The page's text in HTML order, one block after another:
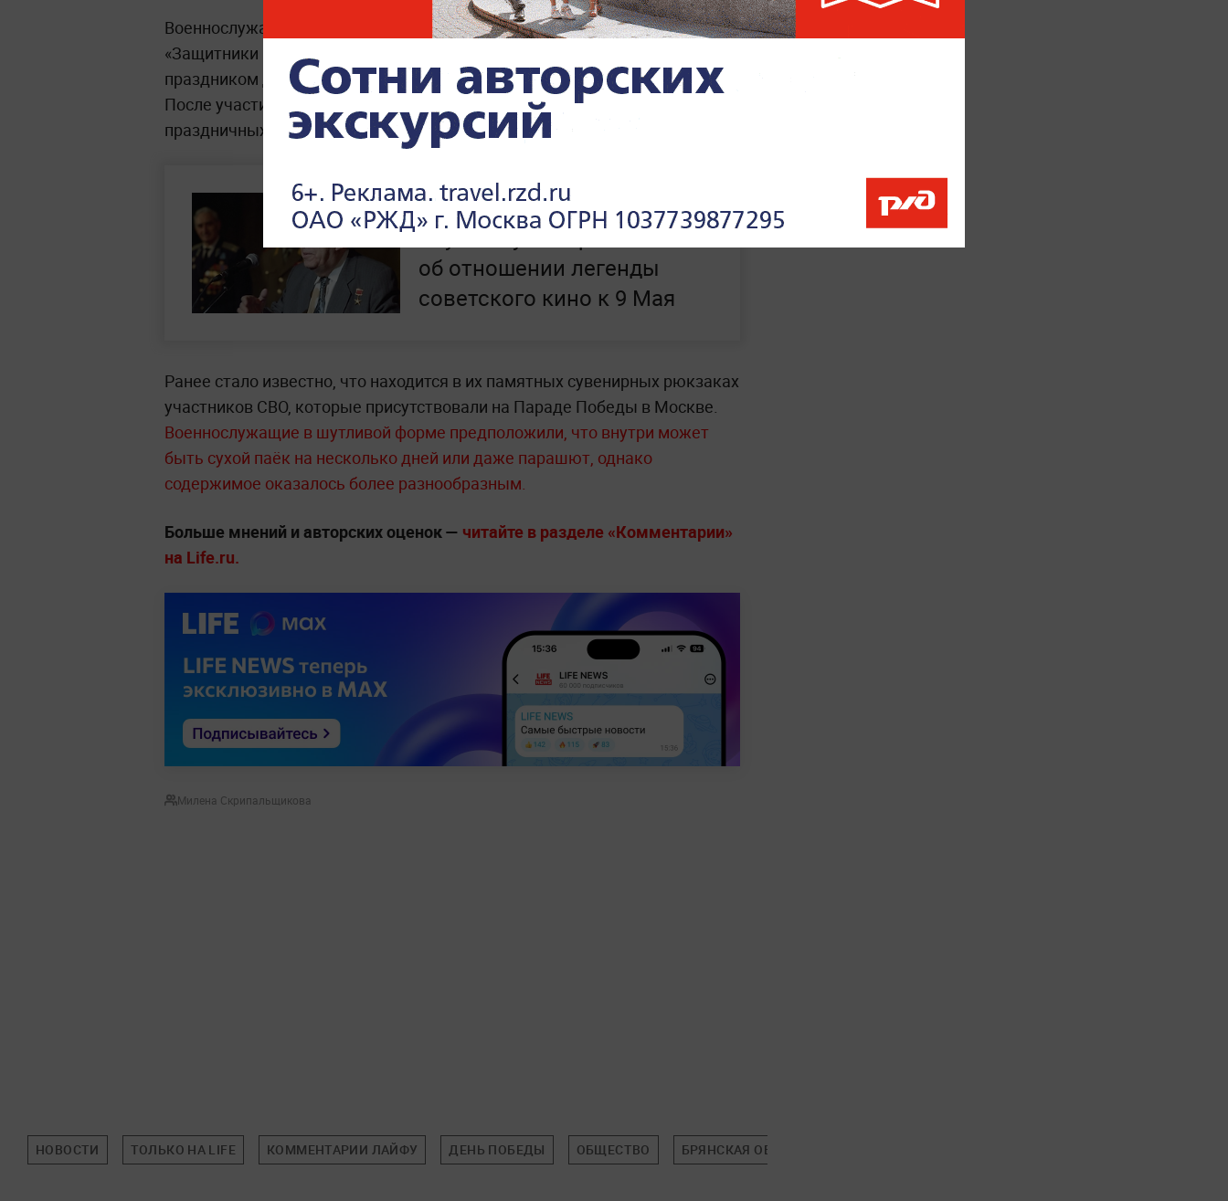
Военнослужащий рассказал, что был приглашён к участию через фонд
«Защитники Отечества». Он также отметил, что 9 Мая считает главным
праздником для себя и для всего многонационального народа России.
После участия в параде он не планирует принимать участие в других
праздничных мероприятиях.
Важнее всех праздников:
Внук Никулина рассказал
об отношении легенды
советского кино к 9 Мая
Ранее стало известно, что находится в их памятных сувенирных рюкзаках
участников СВО, которые присутствовали на Параде Победы в Москве.
Военнослужащие в шутливой форме предположили, что внутри может
быть сухой паёк на несколько дней или даже парашют, однако
содержимое оказалось более разнообразным.
Больше мнений и авторских оценок — читайте в разделе «Комментарии»
на Life.ru.
Милена Скрипальщикова
НОВОСТИ ТОЛЬКО НА LIFE КОММЕНТАРИИ ЛАЙФУ ДЕНЬ ПОБЕДЫ ОБЩЕСТВО БРЯНСКАЯ ОБЛАСТЬ